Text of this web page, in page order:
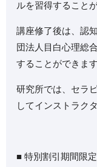
ルを習得すること
講座修了後は、認
団法人目白心理総
することができます
研究所では、セラ
してインストラク
■ 特別割引期間限